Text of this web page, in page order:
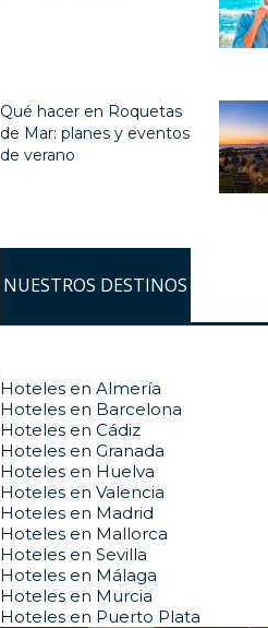
Qué hacer en Roquetas
de Mar: planes y eventos
de verano
NUESTROS DESTINOS
Hoteles en Almería
Hoteles en Barcelona
Hoteles en Cádiz
Hoteles en Granada
Hoteles en Huelva
Hoteles en Valencia
Hoteles en Madrid
Hoteles en Mallorca
Hoteles en Sevilla
Hoteles en Málaga
Hoteles en Murcia
Hoteles en Puerto Plata